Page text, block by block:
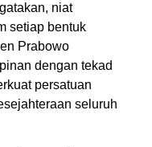
niat
setiap bentuk
Prabowo
dengan tekad
persatuan
seluruh